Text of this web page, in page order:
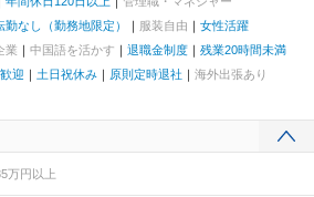
勤なし（勤務地限定） 服装自由
女性活躍
業 中国語を活かす 退職金制度
残業20時間未満
迎 土日祝休み 原則定時退社
海外出張あり
万円以上